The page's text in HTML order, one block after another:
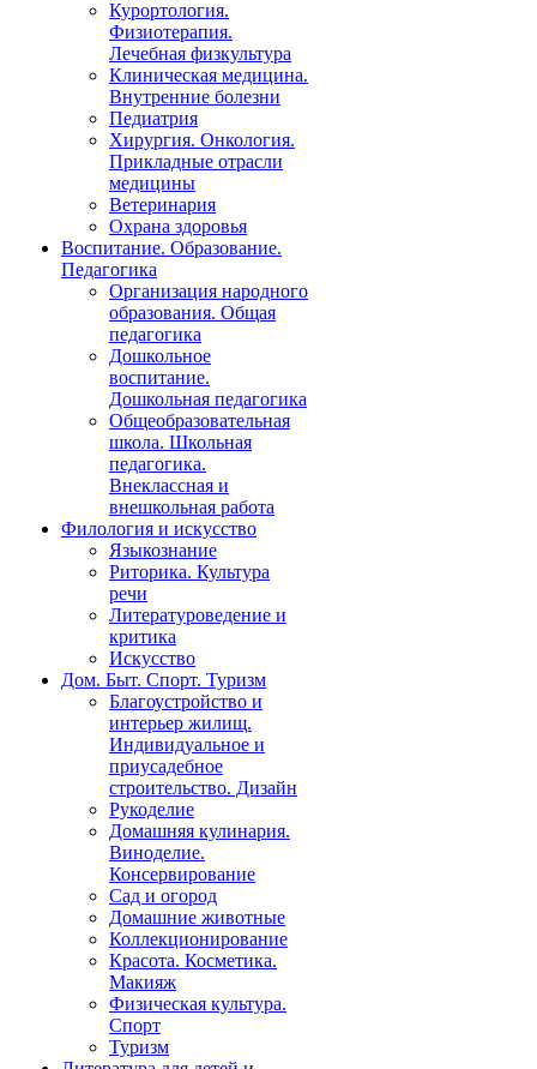
Курортология.
Физиотерапия.
Лечебная физкультура
Клиническая медицина.
Внутренние болезни
Педиатрия
Хирургия. Онкология.
Прикладные отрасли
медицины
Ветеринария
Охрана здоровья
Воспитание. Образование.
Педагогика
Организация народного
образования. Общая
педагогика
Дошкольное
воспитание.
Дошкольная педагогика
Общеобразовательная
школа. Школьная
педагогика.
Внеклассная и
внешкольная работа
Филология и искусство
Языкознание
Риторика. Культура
речи
Литературоведение и
критика
Искусство
Дом. Быт. Спорт. Туризм
Благоустройство и
интерьер жилищ.
Индивидуальное и
приусадебное
строительство. Дизайн
Рукоделие
Домашняя кулинария.
Виноделие.
Консервирование
Сад и огород
Домашние животные
Коллекционирование
Красота. Косметика.
Макияж
Физическая культура.
Спорт
Туризм